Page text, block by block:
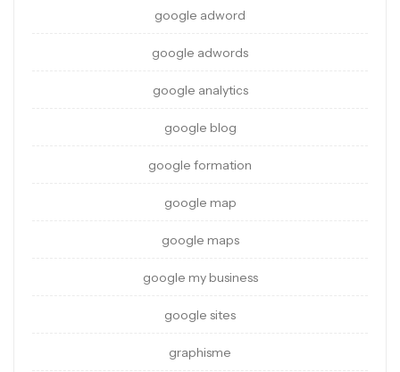
google adword
google adwords
google analytics
google blog
google formation
google map
google maps
google my business
google sites
graphisme